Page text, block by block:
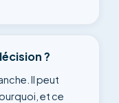
?
Il peut
et ce